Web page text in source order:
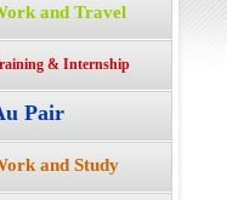
and Travel
& Internship
Pair
and Study